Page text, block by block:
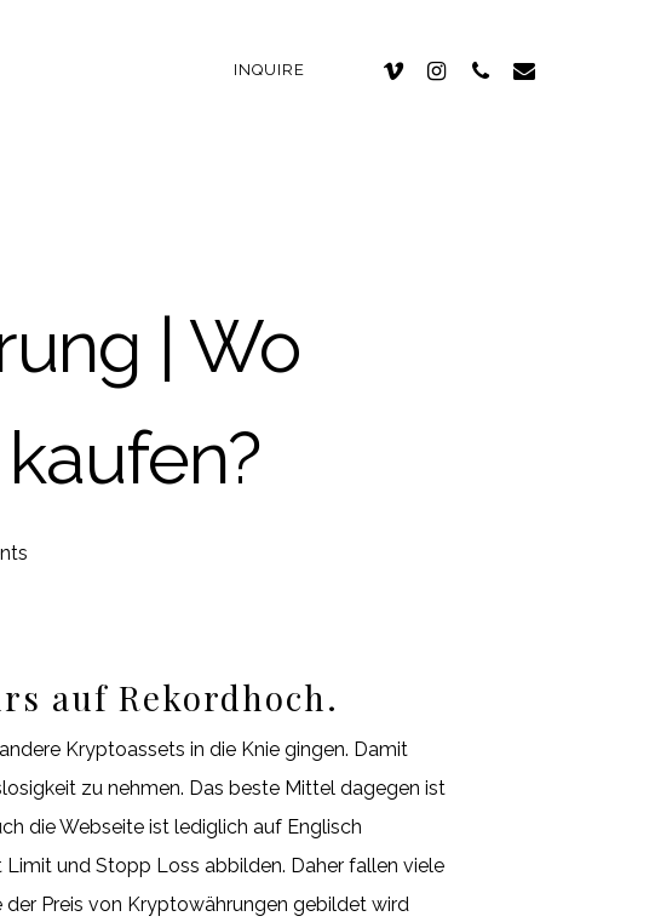
INQUIRE
| Wo
auf Rekordhoch.
Kryptoassets in die Knie gingen. Damit
zu nehmen. Das beste Mittel dagegen ist
die Webseite ist lediglich auf Englisch
und Stopp Loss abbilden. Daher fallen viele
Preis von Kryptowährungen gebildet wird